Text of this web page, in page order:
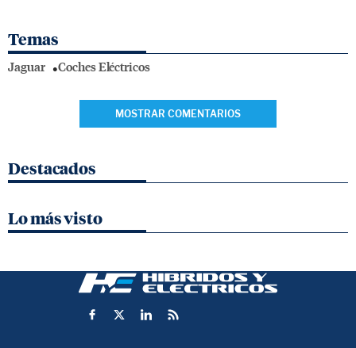
Temas
Jaguar Coches Eléctricos
MOSTRAR COMENTARIOS
Destacados
Lo más visto